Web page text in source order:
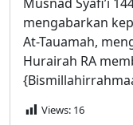
mengabarkan
At-Tauamah,
Hurairah RA
Views: 16